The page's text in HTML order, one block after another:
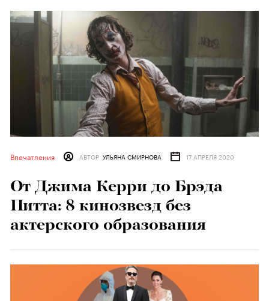
Впечатления АВТОР УЛЬЯНА СМИРНОВА 17 АПРЕЛЯ 2020
От Джима Керри до Брэда
Питта: 8 кинозвезд без
актерского образования